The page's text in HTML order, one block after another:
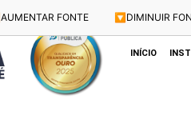
AUMENTAR FONTE 🔽 DIMINUIR
Dias e
INÍCIO